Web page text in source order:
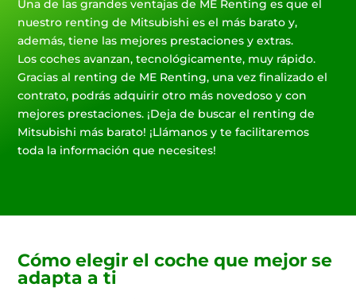
Una de las grandes ventajas de ME Renting es que el
nuestro renting de Mitsubishi es el más barato y,
además, tiene las mejores prestaciones y extras.
Los coches avanzan, tecnológicamente, muy rápido.
Gracias al renting de ME Renting, una vez finalizado el
contrato, podrás adquirir otro más novedoso y con
mejores prestaciones. ¡Deja de buscar el renting de
Mitsubishi más barato! ¡Llámanos y te facilitaremos
toda la información que necesites!
Cómo elegir el coche que mejor se
adapta a ti